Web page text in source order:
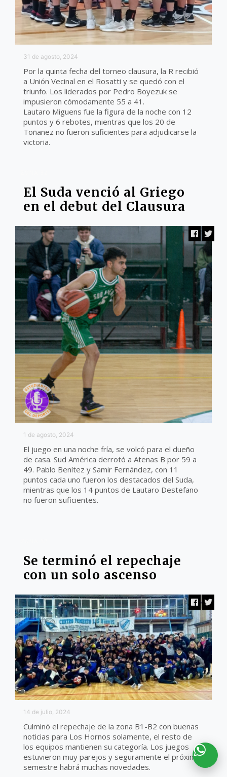
31 de agosto, 2024
Por la quinta fecha del torneo clausura, la R recibió
a Unión Vecinal en el Rosatti y se quedó con el
triunfo. Los liderados por Pedro Boyezuk se
impusieron cómodamente 55 a 41.
Lautaro Miguens fue la figura de la noche con 12
puntos y 6 rebotes, mientras que los 20 de
Toñanez no fueron suficientes para adjudicarse la
victoria.
El Suda venció al Griego
en el debut del Clausura
1 de agosto, 2024
El juego en una noche fría, se volcó para el dueño
de casa. Sud América derrotó a Atenas B por 59 a
49. Pablo Benítez y Samir Fernández, con 11
puntos cada uno fueron los destacados del Suda,
mientras que los 14 puntos de Lautaro Destefano
no fueron suficientes.
Se terminó el repechaje
con un solo ascenso
14 de julio, 2024
Culminó el repechaje de la zona B1-B2 con buenas
noticias para Los Hornos solamente, el resto de
los equipos mantienen su categoría. Los juegos
estuvieron muy parejos y seguramente el próximo
semestre habrá muchas novedades.